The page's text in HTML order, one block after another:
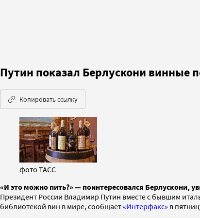
Путин показал Берлускони винные
Копировать ссылку
фото ТАСС
«И это можно пить?» — поинтересовался Берлускони,
Президент России Владимир Путин вместе с бывшим
библиотекой вин в мире, сообщает«Интерфакс» в